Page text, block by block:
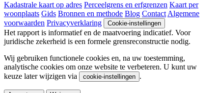
Kadastrale kaart op adres Perceelgrens en erfgrenzen Kaart per
woonplaats Gids Bronnen en methode Blog ContactAlgemene
voorwaarden Privacyverklaring Cookie-instellingen
Het rapport is informatief en de maatvoering indicatief. Voor
juridische zekerheid is een formele grensreconstructie nodig.
Wij gebruiken functionele cookies en, na uw toestemming,
analytische cookies om onze website te verbeteren. U kunt uw
keuze later wijzigen via
cookie-instellingen .